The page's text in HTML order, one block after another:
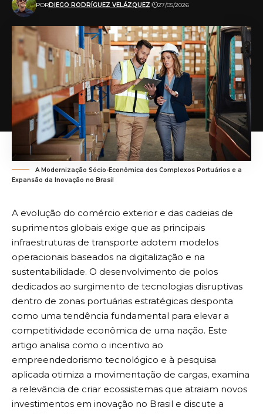
PORDIEGO RODRÍGUEZ VELÁZQUEZ 27/05/2026
A Modernização Sócio-Econômica dos Complexos Portuários e a
Expansão da Inovação no Brasil
A evolução do comércio exterior e das cadeias de
suprimentos globais exige que as principais
infraestruturas de transporte adotem modelos
operacionais baseados na digitalização e na
sustentabilidade. O desenvolvimento de polos
dedicados ao surgimento de tecnologias disruptivas
dentro de zonas portuárias estratégicas desponta
como uma tendência fundamental para elevar a
competitividade econômica de uma nação. Este
artigo analisa como o incentivo ao
empreendedorismo tecnológico e à pesquisa
aplicada otimiza a movimentação de cargas, examina
a relevância de criar ecossistemas que atraiam novos
investimentos em inovação no Brasil e discute a